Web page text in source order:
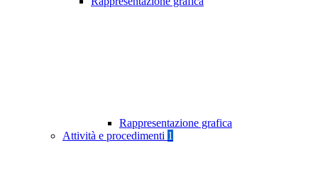
Rappresentazione grafica
Attività e procedimenti 1